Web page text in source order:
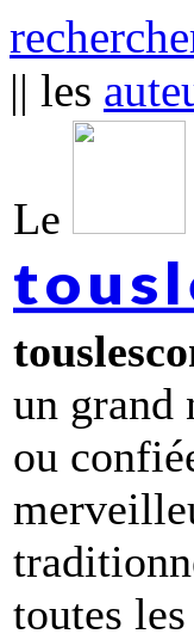
|| les
Le
un grand
ou
toutes